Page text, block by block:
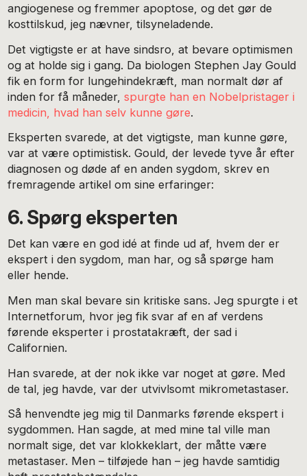
angiogenese og fremmer apoptose, og det gør de
kosttilskud, jeg nævner, tilsyneladende.
Det vigtigste er at have sindsro, at bevare optimismen
og at holde sig i gang. Da biologen Stephen Jay Gould
fik en form for lungehindekræft, man normalt dør af
inden for få måneder,spurgte han en Nobelpristager i
medicin, hvad han selv kunne gøre.
Eksperten svarede, at det vigtigste, man kunne gøre,
var at være optimistisk. Gould, der levede tyve år efter
diagnosen og døde af en anden sygdom, skrev en
fremragende artikel om sine erfaringer:
6. Spørg eksperten
Det kan være en god idé at finde ud af, hvem der er
ekspert i den sygdom, man har, og så spørge ham
eller hende.
Men man skal bevare sin kritiske sans. Jeg spurgte i et
Internetforum, hvor jeg fik svar af en af verdens
førende eksperter i prostatakræft, der sad i
Californien.
Han svarede, at der nok ikke var noget at gøre. Med
de tal, jeg havde, var der utvivlsomt mikrometastaser.
Så henvendte jeg mig til Danmarks førende ekspert i
sygdommen. Han sagde, at med mine tal ville man
normalt sige, det var klokkeklart, der måtte være
metastaser. Men – tilføjede han – jeg havde samtidig